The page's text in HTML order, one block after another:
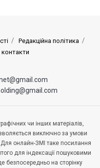
Редакційна політика
чи інших матеріалів,
виключно за умови
онлайн-ЗМІ таке посилання
для індексації пошуковими
безпосередньо на сторінку